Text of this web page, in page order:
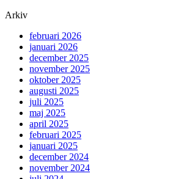
Arkiv
februari 2026
januari 2026
december 2025
november 2025
oktober 2025
augusti 2025
juli 2025
maj 2025
april 2025
februari 2025
januari 2025
december 2024
november 2024